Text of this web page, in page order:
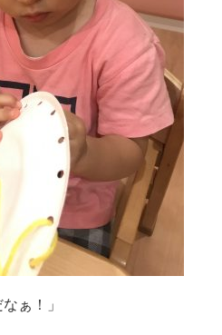
ぁ！」